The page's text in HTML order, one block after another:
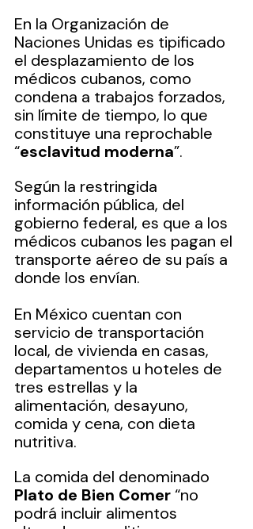
En la Organización de
Naciones Unidas es tipificado
el desplazamiento de los
médicos cubanos, como
condena a trabajos forzados,
sin límite de tiempo, lo que
constituye una reprochable
“esclavitud moderna”.
Según la restringida
información pública, del
gobierno federal, es que a los
médicos cubanos les pagan el
transporte aéreo de su país a
donde los envían.
En México cuentan con
servicio de transportación
local, de vivienda en casas,
departamentos u hoteles de
tres estrellas y la
alimentación, desayuno,
comida y cena, con dieta
nutritiva.
La comida del denominado
Plato de Bien Comer “no
podrá incluir alimentos